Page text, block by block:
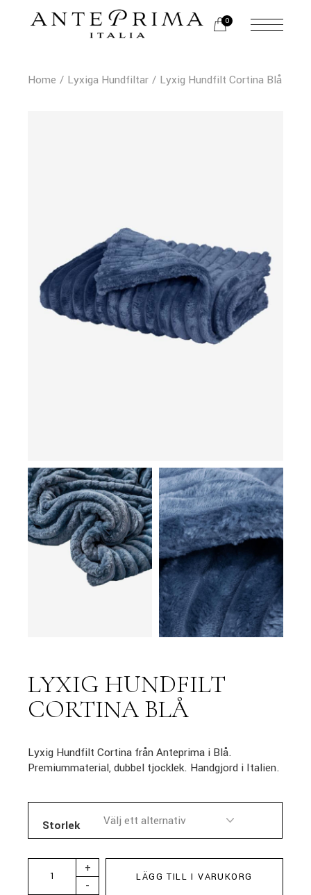
0
Home Lyxiga Hundfiltar Lyxig Hundfilt Cortina Blå
LYXIG HUNDFILT
CORTINA BLÅ
Lyxig Hundfilt Cortina från Anteprima i Blå.
Premiummaterial, dubbel tjocklek. Handgjord i Italien.
Storlek
-
+
LÄGG TILL I VARUKORG